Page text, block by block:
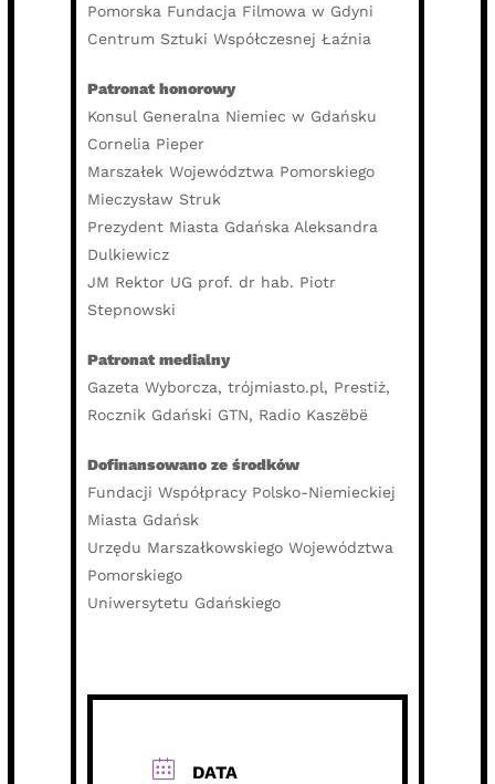
Pomorska Fundacja Filmowa w Gdyni
Centrum Sztuki Współczesnej Łaźnia
Patronat honorowy
Konsul Generalna Niemiec w Gdańsku
Cornelia Pieper
Marszałek Województwa Pomorskiego
Mieczysław Struk
Prezydent Miasta Gdańska Aleksandra
Dulkiewicz
JM Rektor UG prof. dr hab. Piotr
Stepnowski
Patronat medialny
Gazeta Wyborcza, trójmiasto.pl, Prestiż,
Rocznik Gdański GTN, Radio Kaszëbë
Dofinansowano ze środków
Fundacji Współpracy Polsko-Niemieckiej
Miasta Gdańsk
Urzędu Marszałkowskiego Województwa
Pomorskiego
Uniwersytetu Gdańskiego
DATA